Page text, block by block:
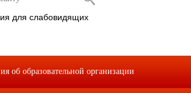
деструктивного
обучающихся
системной работы по профилактике
для слабовидящих
об образовательной организации